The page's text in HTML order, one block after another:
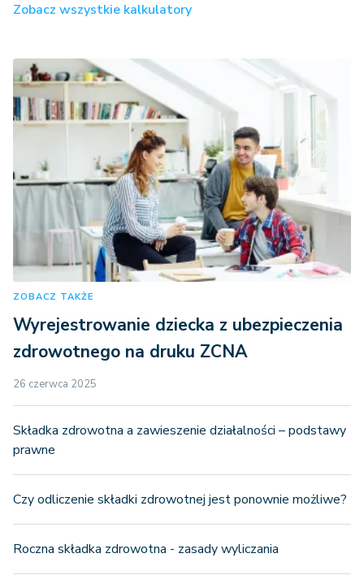
Zobacz wszystkie kalkulatory
ZOBACZ TAKŻE
Wyrejestrowanie dziecka z ubezpieczenia
zdrowotnego na druku ZCNA
26 czerwca 2025
Składka zdrowotna a zawieszenie działalności – podstawy
prawne
Czy odliczenie składki zdrowotnej jest ponownie możliwe?
Roczna składka zdrowotna - zasady wyliczania